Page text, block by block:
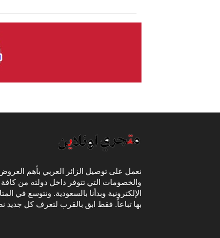
نعمل على توصيل الزائر العربي بأهم
والخصومات التي تتوفر داخل دولته من كافة
الإلكترونية وبدأنا بالسعودية. ونتوسع في
بها تباعاً. فقط ابق بالقرب لتعرف كل جديد